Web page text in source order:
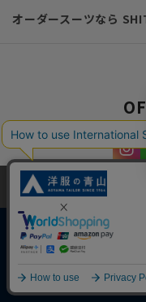
オーダースーツなら
Copyright ©
当サイトでは、快適な閲覧
しています。閲覧を続ける
します。詳細については